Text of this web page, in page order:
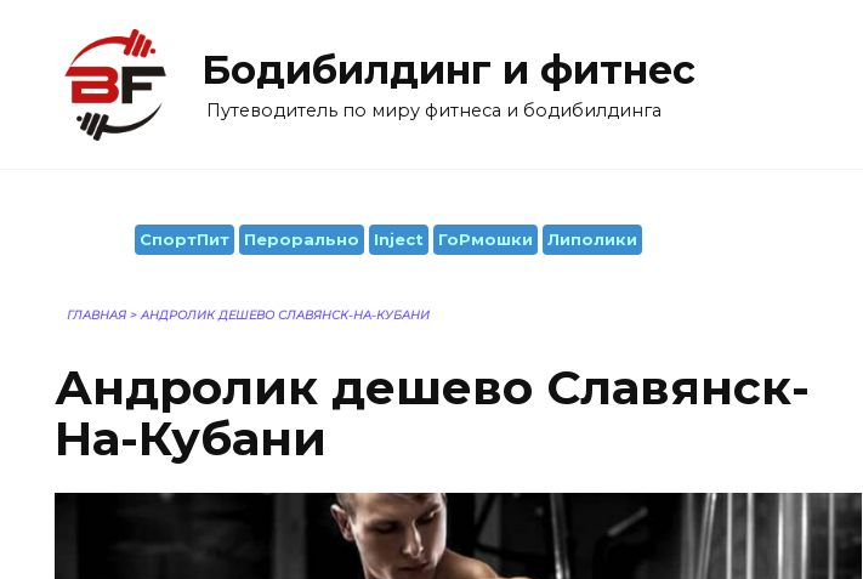
содержанию
Бодибилдинг и фитнес
Путеводитель по миру фитнеса и бодибилдинга
СпортПит Перорально Inject ГоРмошки Липолики
ГЛАВНАЯ > АНДРОЛИК ДЕШЕВО СЛАВЯНСК-НА-КУБАНИ
Андролик дешево Славянск-
На-Кубани